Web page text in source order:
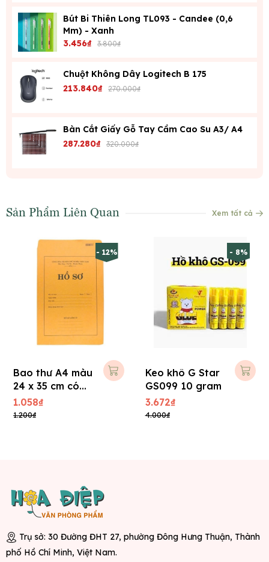
Bút Bi Thiên Long TL093 - Candee (0,6
Mm) - Xanh
3.456₫ 3.800₫
Chuột Không Dây Logitech B 175
213.840₫ 270.000₫
Bàn Cắt Giấy Gỗ Tay Cầm Cao Su A3/ A4
287.280₫ 320.000₫
Sản Phẩm Liên Quan Xem tất cả
- 12%
Bao thư A4 màu
24 x 35 cm có
chữ Hồ Sơ ( 3
màu ) ( 100 cái/
1.058₫
1.200₫
- 8%
Keo khô G Star
GS099 10 gram
3.672₫
4.000₫
Trụ sở: 30 Đường ĐHT 27, phường Đông Hưng Thuận, Thành
phố Hồ Chí Minh, Việt Nam.